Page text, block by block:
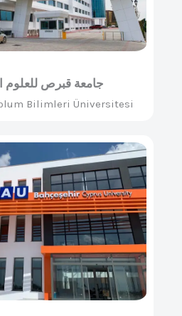
جامعة قبرص للعلوم
Bilimleri Üniversitesi